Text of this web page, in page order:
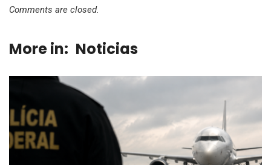
Comments are closed.
More in: Noticias